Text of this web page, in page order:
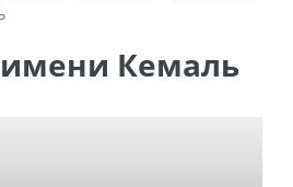
имени Кемаль